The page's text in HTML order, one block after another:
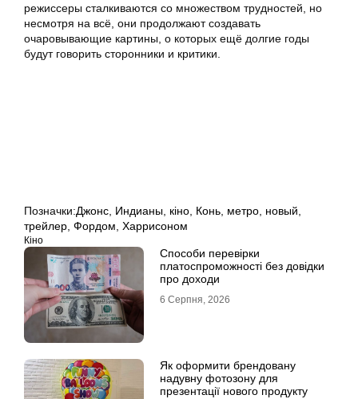
режиссеры сталкиваются со множеством трудностей, но
несмотря на всё, они продолжают создавать
очаровывающие картины, о которых ещё долгие годы
будут говорить сторонники и критики.
Позначки:Джонс Индианы кіно Конь метро новый
трейлер Фордом Харрисоном
Кіно
Способи перевірки
платоспроможності без довідки
про доходи
6 Серпня, 2026
Як оформити брендовану
надувну фотозону для
презентації нового продукту